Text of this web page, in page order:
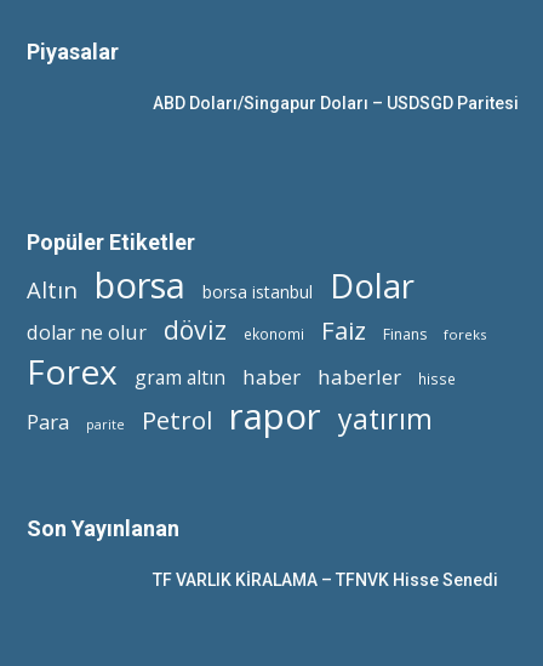
Piyasalar
ABD Doları/Singapur Doları – USDSGD Paritesi
Popüler Etiketler
Altın borsa borsa istanbul Dolar
dolar ne olur döviz ekonomi Faiz Finans foreks
Forex gram altın haber haberler hisse
Para parite Petrol rapor yatırım
Son Yayınlanan
TF VARLIK KİRALAMA – TFNVK Hisse Senedi